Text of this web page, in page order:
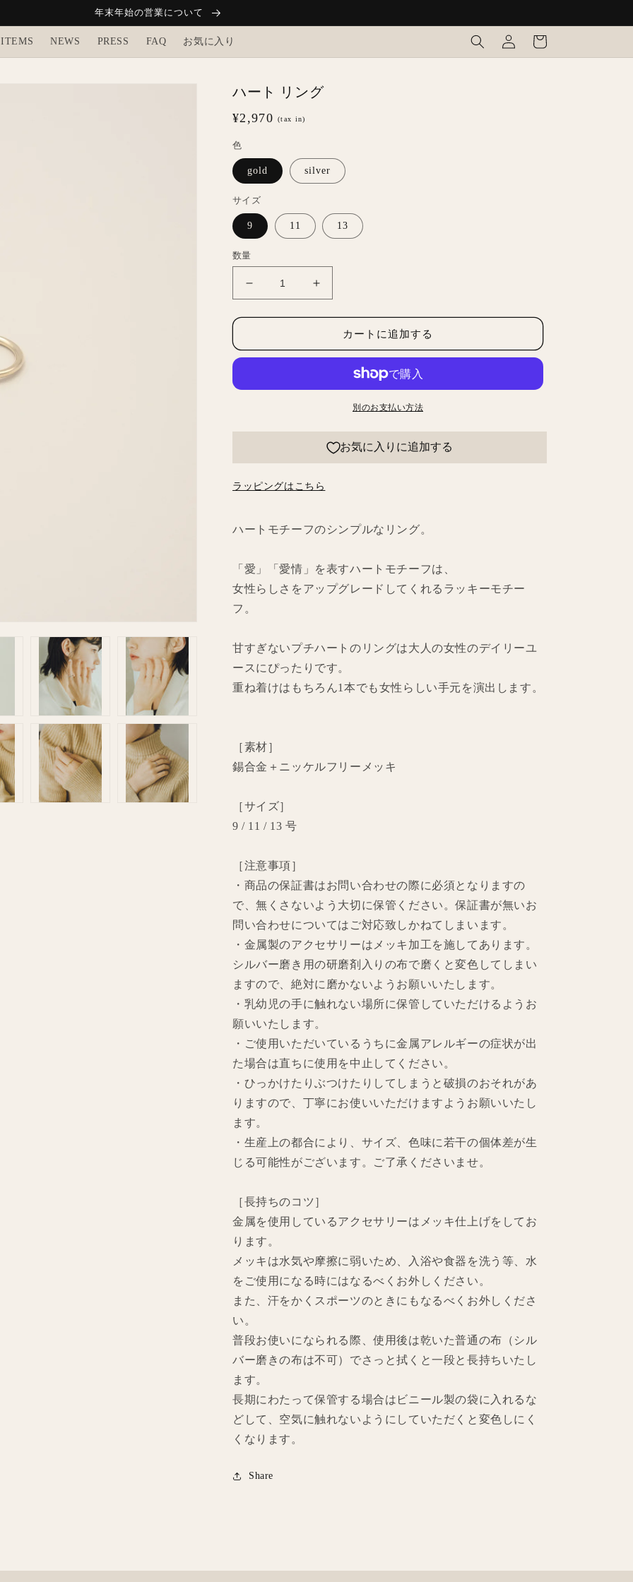
年末年始の営業について
NEWS PRESS FAQ お気に入り
グ
イ
ー
ト
ハート リング
通
常
価
格
¥2,970(tax in)
色
gold silver
サイズ
9 11 13
数量
ン
の
減
す
ハ
ン
の
を
増
す
カートに追加する
別のお支払い方法
お気に入りに追加する
ラッピングはこちら
ハートモチーフのシンプルなリング。
「愛」「愛情」を表すハートモチーフは、
女性らしさをアップグレードしてくれるラッキーモチー
フ。
甘すぎないプチハートのリングは大人の女性のデイリーユ
ースにぴったりです。
重ね着けはもちろん1本でも女性らしい手元を演出します。
［素材］
錫合金＋ニッケルフリーメッキ
［サイズ］
9 / 11 / 13 号
［注意事項］
・商品の保証書はお問い合わせの際に必須となりますの
で、無くさないよう大切に保管ください。保証書が無いお
問い合わせについてはご対応致しかねてしまいます。
・金属製のアクセサリーはメッキ加工を施してあります。
シルバー磨き用の研磨剤入りの布で磨くと変色してしまい
ますので、絶対に磨かないようお願いいたします。
・乳幼児の手に触れない場所に保管していただけるようお
願いいたします。
・ご使用いただいているうちに金属アレルギーの症状が出
た場合は直ちに使用を中止してください。
・ひっかけたりぶつけたりしてしまうと破損のおそれがあ
りますので、丁寧にお使いいただけますようお願いいたし
ます。
・生産上の都合により、サイズ、色味に若干の個体差が生
じる可能性がございます。ご了承くださいませ。
［長持ちのコツ］
金属を使用しているアクセサリーはメッキ仕上げをしてお
ります。
メッキは水気や摩擦に弱いため、入浴や食器を洗う等、水
をご使用になる時にはなるべくお外しください。
また、汗をかくスポーツのときにもなるべくお外しくださ
い。
普段お使いになられる際、使用後は乾いた普通の布（シル
バー磨きの布は不可）でさっと拭くと一段と長持ちいたし
ます。
長期にわたって保管する場合はビニール製の袋に入れるな
どして、空気に触れないようにしていただくと変色しにく
くなります。
Share